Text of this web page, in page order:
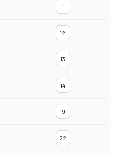
11
12
13
14
19
22